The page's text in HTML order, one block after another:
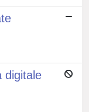
digitale